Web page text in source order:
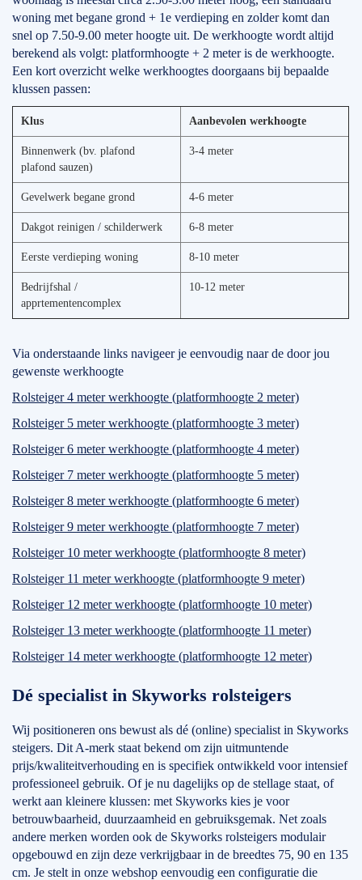
woning met begane grond + 1e verdieping en zolder komt dan
snel op 7.50-9.00 meter hoogte uit. De werkhoogte wordt altijd
berekend als volgt: platformhoogte + 2 meter is de werkhoogte.
Een kort overzicht welke werkhoogtes doorgaans bij bepaalde
klussen passen:
Klus Aanbevolen werkhoogte
Binnenwerk (bv. plafond
plafond sauzen)
3-4 meter
Gevelwerk begane grond 4-6 meter
Dakgot reinigen / schilderwerk 6-8 meter
Eerste verdieping woning 8-10 meter
Bedrijfshal /
apprtementencomplex
10-12 meter
Via onderstaande links navigeer je eenvoudig naar de door jou
gewenste werkhoogte
Rolsteiger 4 meter werkhoogte (platformhoogte 2 meter)
Rolsteiger 5 meter werkhoogte (platformhoogte 3 meter)
Rolsteiger 6 meter werkhoogte (platformhoogte 4 meter)
Rolsteiger 7 meter werkhoogte (platformhoogte 5 meter)
Rolsteiger 8 meter werkhoogte (platformhoogte 6 meter)
Rolsteiger 9 meter werkhoogte (platformhoogte 7 meter)
Rolsteiger 10 meter werkhoogte (platformhoogte 8 meter)
Rolsteiger 11 meter werkhoogte (platformhoogte 9 meter)
Rolsteiger 12 meter werkhoogte (platformhoogte 10 meter)
Rolsteiger 13 meter werkhoogte (platformhoogte 11 meter)
Rolsteiger 14 meter werkhoogte (platformhoogte 12 meter)
Dé specialist in Skyworks rolsteigers
Wij positioneren ons bewust als dé (online) specialist in Skyworks
steigers. Dit A-merk staat bekend om zijn uitmuntende
prijs/kwaliteitverhouding en is specifiek ontwikkeld voor intensief
professioneel gebruik. Of je nu dagelijks op de stellage staat, of
werkt aan kleinere klussen: met Skyworks kies je voor
betrouwbaarheid, duurzaamheid en gebruiksgemak. Net zoals
andere merken worden ook de Skyworks rolsteigers modulair
opgebouwd en zijn deze verkrijgbaar in de breedtes 75, 90 en 135
cm. Je stelt in onze webshop eenvoudig een configuratie die